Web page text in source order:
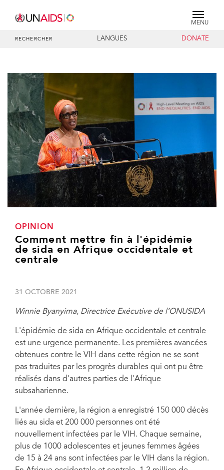
MENU
RECHERCHER LANGUES DONATE
OPINION
Comment mettre fin à l'épidémie
de sida en Afrique occidentale et
centrale
31 OCTOBRE 2021
Winnie Byanyima, Directrice Exécutive de l’ONUSIDA
L'épidémie de sida en Afrique occidentale et centrale
est une urgence permanente. Les premières avancées
obtenues contre le VIH dans cette région ne se sont
pas traduites par les progrès durables qui ont pu être
réalisés dans d'autres parties de l'Afrique
subsaharienne.
L'année dernière, la région a enregistré 150 000 décès
liés au sida et 200 000 personnes ont été
nouvellement infectées par le VIH. Chaque semaine,
plus de 1000 adolescentes et jeunes femmes âgées
de 15 à 24 ans sont infectées par le VIH dans la région.